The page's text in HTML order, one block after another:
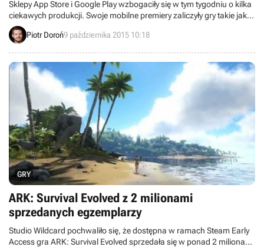
Sklepy App Store i Google Play wzbogaciły się w tym tygodniu o kilka
ciekawych produkcji. Swoje mobilne premiery zaliczyły gry takie jak
Bridge Constructor Stunts, Sonic Dash 2, Royal Bounty HD i Dust: An
Elysian Tail.
Piotr Doroń9 października 2015 10:18
GRY
ARK: Survival Evolved z 2 milionami
sprzedanych egzemplarzy
Studio Wildcard pochwaliło się, że dostępna w ramach Steam Early
Access gra ARK: Survival Evolved sprzedała się w ponad 2 milionach